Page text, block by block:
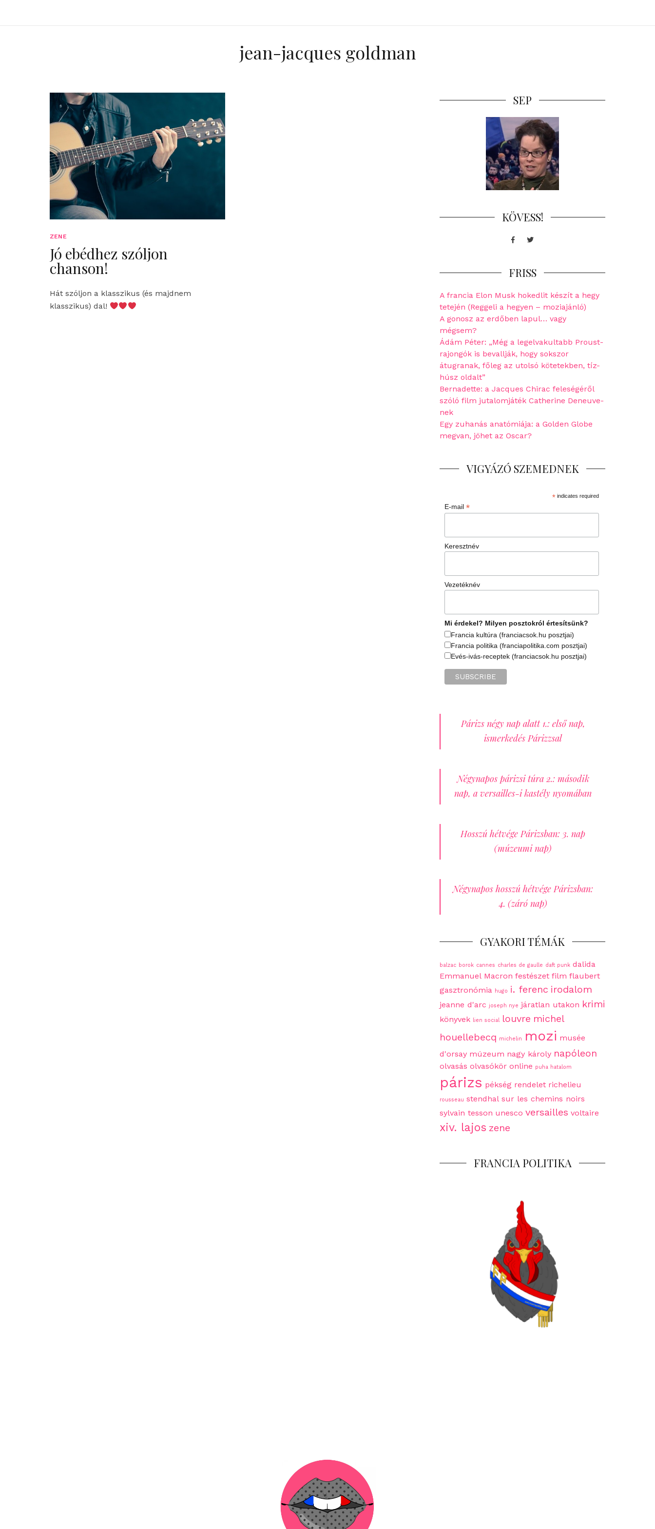
jean-jacques goldman
ZENE
Jó ebédhez szóljon
chanson!
Hát szóljon a klasszikus (és majdnem
klasszikus) dal!
SEP
KÖVESS!
FacebookTwitter
FRISS
A francia Elon Musk hokedlit készít a hegy
tetején (Reggeli a hegyen – moziajánló)
A gonosz az erdőben lapul… vagy
mégsem?
Ádám Péter: „Még a legelvakultabb Proust-
rajongók is bevallják, hogy sokszor
átugranak, főleg az utolsó kötetekben, tíz-
húsz oldalt”
Bernadette: a Jacques Chirac feleségéről
szóló film jutalomjáték Catherine Deneuve-
nek
Egy zuhanás anatómiája: a Golden Globe
megvan, jöhet az Oscar?
VIGYÁZÓ SZEMEDNEK
*indicates required
E-mail*
Keresztnév
Vezetéknév
Mi érdekel? Milyen posztokról értesítsünk?
Francia kultúra (franciacsok.hu posztjai)
Francia politika (franciapolitika.com posztjai)
Evés-ivás-receptek (franciacsok.hu posztjai)
Párizs négy nap alatt 1.: első nap,
ismerkedés Párizzsal
Négynapos párizsi túra 2.: második
nap, a versailles-i kastély nyomában
Hosszú hétvége Párizsban: 3. nap
(múzeumi nap)
Négynapos hosszú hétvége Párizsban:
4. (záró nap)
GYAKORI TÉMÁK
balzac borok cannes charles de gaulle daft punk dalida
Emmanuel Macron festészet film flaubert
gasztronómia
hugo i. ferenc irodalom
jeanne d'arc joseph nye járatlan utakon krimi
könyvek lien social louvre michel
houellebecq michelin mozi musée
d'orsay múzeum nagy károly napóleon
olvasás olvasókör online puha hatalom
párizs pékség rendelet richelieu
rousseau stendhal sur les chemins noirs
sylvain tesson unesco versailles voltaire
xiv. lajos zene
FRANCIA POLITIKA